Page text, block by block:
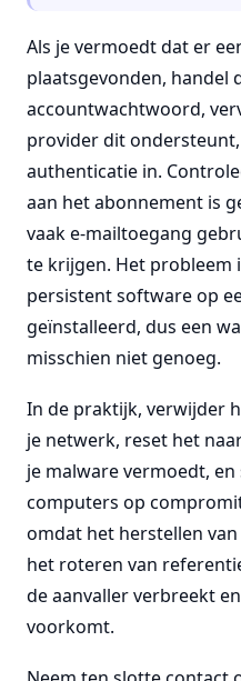
Als je vermoedt dat er
plaatsgevonden, handel
accountwachtwoord,
provider dit
authenticatie in.
aan het abonnement is
vaak e-mailtoegang
te krijgen. Het probleem
persistent software op
geïnstalleerd, dus een
misschien niet genoeg.
In de praktijk, verwijder
je netwerk, reset het
je malware vermoedt,
computers op
omdat het herstellen
het roteren van
de aanvaller verbreekt
voorkomt.